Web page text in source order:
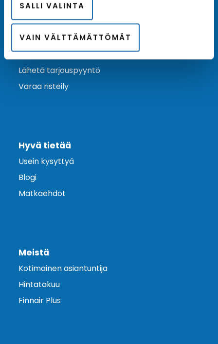
SALLI VALINTA
VAIN VÄLTTÄMÄTTÖMÄT
Ota yhteyttä
Asiakaspalvelu
Lähetä tarjouspyyntö
Varaa risteily
Hyvä tietää
Usein kysyttyä
Blogi
Matkaehdot
Meistä
Kotimainen asiantuntija
Hintatakuu
Finnair Plus